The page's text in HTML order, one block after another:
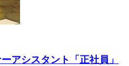
アシスタント「正社員」